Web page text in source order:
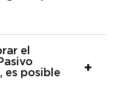
el
es posible